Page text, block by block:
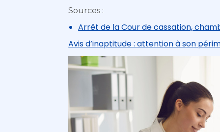
Sources :
Arrêt de la Cour de cassation,
Avis d’inaptitude : attention à son